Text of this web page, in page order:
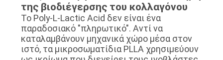
της βιοδιέγερσης του κολλαγόνου
Το Poly-L-Lactic Acid δεν είναι ένα
παραδοσιακό "πληρωτικό". Αντί να
καταλαμβάνουν μηχανικά χώρο μέσα στον
ιστό, τα μικροσωματίδια PLLA χρησιμεύουν